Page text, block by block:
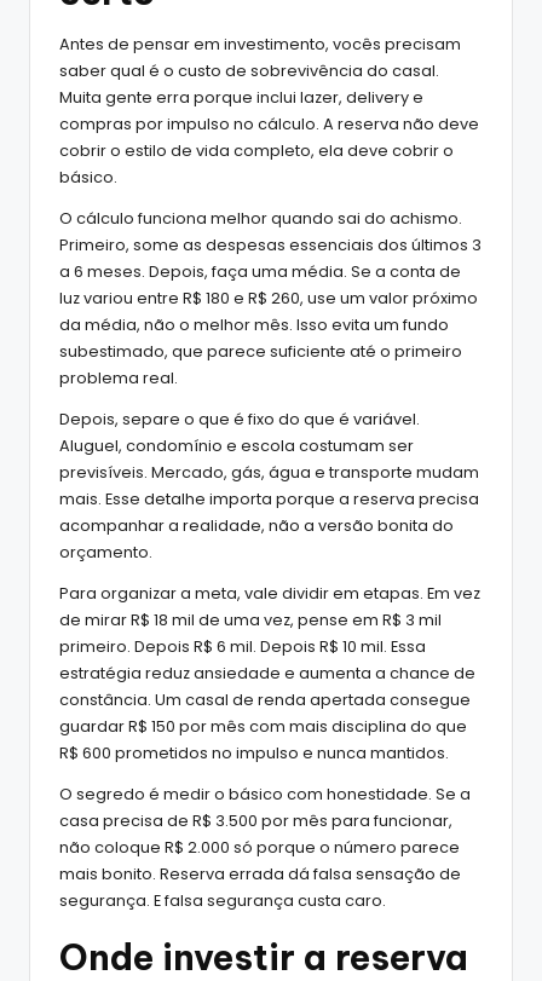
Antes de pensar em investimento, vocês precisam
saber qual é o custo de sobrevivência do casal.
Muita gente erra porque inclui lazer, delivery e
compras por impulso no cálculo. A reserva não deve
cobrir o estilo de vida completo, ela deve cobrir o
básico.
O cálculo funciona melhor quando sai do achismo.
Primeiro, some as despesas essenciais dos últimos 3
a 6 meses. Depois, faça uma média. Se a conta de
luz variou entre R$ 180 e R$ 260, use um valor próximo
da média, não o melhor mês. Isso evita um fundo
subestimado, que parece suficiente até o primeiro
problema real.
Depois, separe o que é fixo do que é variável.
Aluguel, condomínio e escola costumam ser
previsíveis. Mercado, gás, água e transporte mudam
mais. Esse detalhe importa porque a reserva precisa
acompanhar a realidade, não a versão bonita do
orçamento.
Para organizar a meta, vale dividir em etapas. Em vez
de mirar R$ 18 mil de uma vez, pense em R$ 3 mil
primeiro. Depois R$ 6 mil. Depois R$ 10 mil. Essa
estratégia reduz ansiedade e aumenta a chance de
constância. Um casal de renda apertada consegue
guardar R$ 150 por mês com mais disciplina do que
R$ 600 prometidos no impulso e nunca mantidos.
O segredo é medir o básico com honestidade. Se a
casa precisa de R$ 3.500 por mês para funcionar,
não coloque R$ 2.000 só porque o número parece
mais bonito. Reserva errada dá falsa sensação de
segurança. E falsa segurança custa caro.
Onde investir a reserva